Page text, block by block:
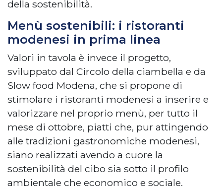
della sostenibilità.
Menù sostenibili: i ristoranti
modenesi in prima linea
Valori in tavola è invece il progetto,
sviluppato dal Circolo della ciambella e da
Slow food Modena, che si propone di
stimolare i ristoranti modenesi a inserire e
valorizzare nel proprio menù, per tutto il
mese di ottobre, piatti che, pur attingendo
alle tradizioni gastronomiche modenesi,
siano realizzati avendo a cuore la
sostenibilità del cibo sia sotto il profilo
ambientale che economico e sociale.